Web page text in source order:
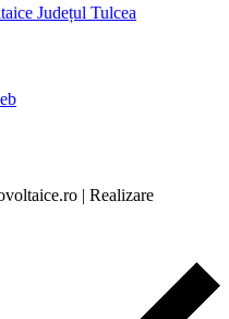
Județul Tulcea
| Realizare